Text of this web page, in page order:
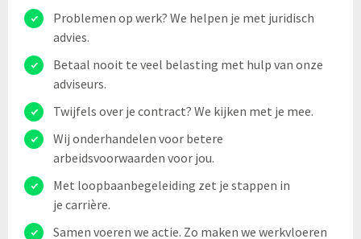
Problemen op werk? We helpen je met juridisch
advies.
Betaal nooit te veel belasting met hulp van onze
adviseurs.
Twijfels over je contract? We kijken met je mee.
Wij onderhandelen voor betere
arbeidsvoorwaarden voor jou.
Met loopbaanbegeleiding zet je stappen in
je carrière.
Samen voeren we actie. Zo maken we werkvloeren